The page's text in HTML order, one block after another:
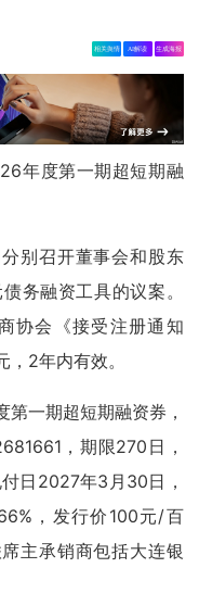
相关舆情 AI解读 生成海报
年度第一期超短期融
别召开董事会和股东
务融资工具的议案。
协会《接受注册通知
2年内有效。
一期超短期融资券，
，期限270日，
日2027年3月30日，
，发行价100元/百
主承销商包括大连银